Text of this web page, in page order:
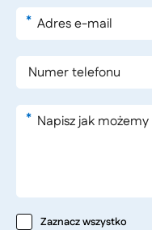
*
*
Zaznacz wszystko